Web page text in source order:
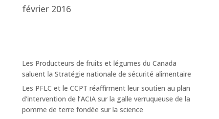
février 2016
Les Producteurs de fruits et légumes du Canada
saluent la Stratégie nationale de sécurité alimentaire
Les PFLC et le CCPT réaffirment leur soutien au plan
d’intervention de l’ACIA sur la galle verruqueuse de la
pomme de terre fondée sur la science